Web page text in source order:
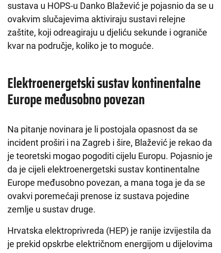
sustava u HOPS-u Danko Blažević je pojasnio da se u
ovakvim slučajevima aktiviraju sustavi relejne
zaštite, koji odreagiraju u djeliću sekunde i ograniče
kvar na područje, koliko je to moguće.
Elektroenergetski sustav kontinentalne
Europe međusobno povezan
Na pitanje novinara je li postojala opasnost da se
incident proširi i na Zagreb i šire, Blažević je rekao da
je teoretski mogao pogoditi cijelu Europu. Pojasnio je
da je cijeli elektroenergetski sustav kontinentalne
Europe međusobno povezan, a mana toga je da se
ovakvi poremećaji prenose iz sustava pojedine
zemlje u sustav druge.
Hrvatska elektroprivreda (HEP) je ranije izvijestila da
je prekid opskrbe električnom energijom u dijelovima